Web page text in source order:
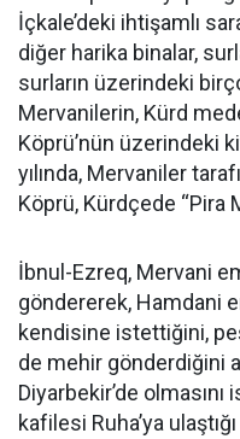
İçkale’deki ihtişamlı
diğer harika binalar,
surların üzerindeki
Mervanilerin, Kürd
Köprü’nün üzerindeki
yılında, Mervaniler
Köprü, Kürdçede “Pira
İbnul-Ezreq, Mervani
göndererek, Hamdani
kendisine istettiğini,
de mehir gönderdiğini
Diyarbekir’de
kafilesi Ruha’ya